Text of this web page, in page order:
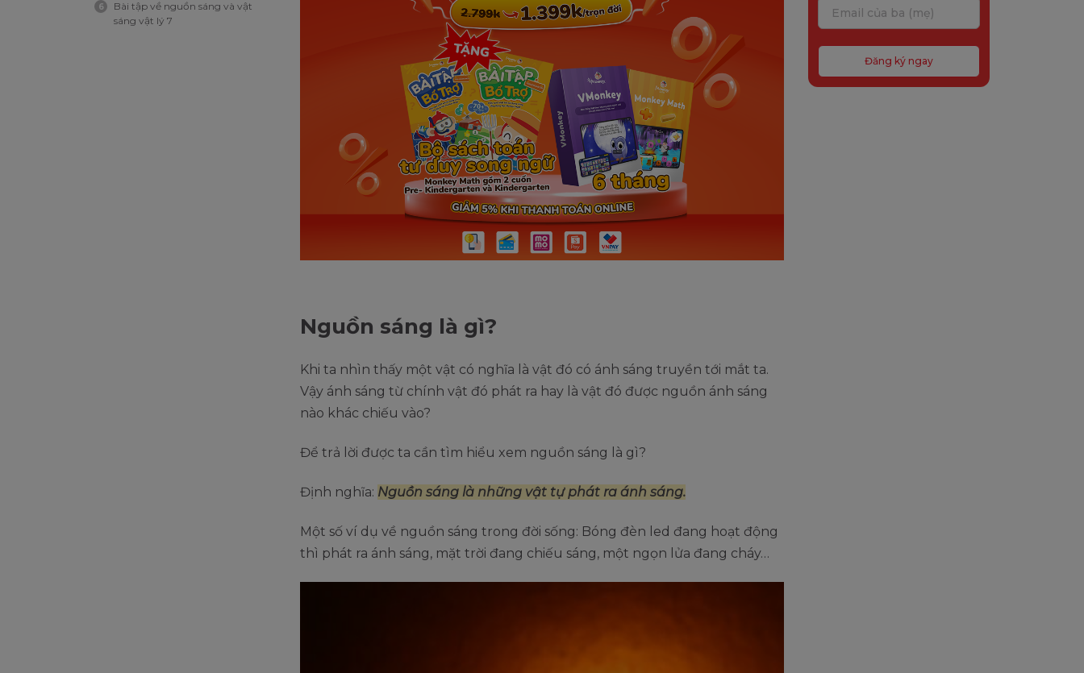
6
Bài tập về nguồn sáng và vật
sáng vật lý 7
Nguồn sáng là gì?
Khi ta nhìn thấy một vật có nghĩa là vật đó có ánh sáng truyền tới mắt ta.
Vậy ánh sáng từ chính vật đó phát ra hay là vật đó được nguồn ánh sáng
nào khác chiếu vào?
Để trả lời được ta cần tìm hiểu xem nguồn sáng là gì?
Định nghĩa: Nguồn sáng là những vật tự phát ra ánh sáng.
Một số ví dụ về nguồn sáng trong đời sống: Bóng đèn led đang hoạt động
thì phát ra ánh sáng, mặt trời đang chiếu sáng, một ngọn lửa đang cháy…
Đăng ký ngay